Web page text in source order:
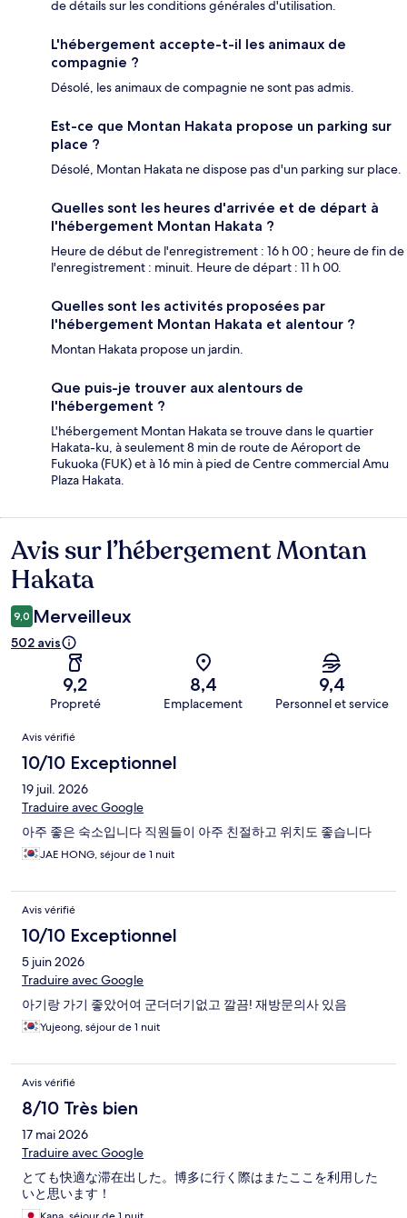
de détails sur les conditions générales d'utilisation.
L'hébergement accepte-t-il les animaux de
compagnie ?
Désolé, les animaux de compagnie ne sont pas admis.
Est-ce que Montan Hakata propose un parking sur
place ?
Désolé, Montan Hakata ne dispose pas d'un parking sur place.
Quelles sont les heures d'arrivée et de départ à
l'hébergement Montan Hakata ?
Heure de début de l'enregistrement : 16 h 00 ; heure de fin de
l'enregistrement : minuit. Heure de départ : 11 h 00.
Quelles sont les activités proposées par
l'hébergement Montan Hakata et alentour ?
Montan Hakata propose un jardin.
Que puis-je trouver aux alentours de
l'hébergement ?
L'hébergement Montan Hakata se trouve dans le quartier
Hakata-ku, à seulement 8 min de route de Aéroport de
Fukuoka (FUK) et à 16 min à pied de Centre commercial Amu
Plaza Hakata.
Avis
Avis sur l’hébergement Montan
Hakata
9,0 Merveilleux
502 avis
9,2
Propreté
8,4
Emplacement
9,4
Personnel et service
Avis
Avis vérifié
10/10 Exceptionnel
19 juil. 2026
Traduire avec Google
아주 좋은 숙소입니다 직원들이 아주 친절하고 위치도 좋습니다
JAE HONG, séjour de 1 nuit
Avis vérifié
10/10 Exceptionnel
5 juin 2026
Traduire avec Google
아기랑 가기 좋았어여 군더더기없고 깔끔! 재방문의사 있음
Yujeong, séjour de 1 nuit
Avis vérifié
8/10 Très bien
17 mai 2026
Traduire avec Google
とても快適な滞在出した。博多に行く際はまたここを利用した
いと思います！